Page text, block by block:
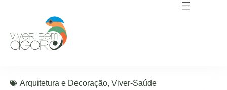
Arquitetura e Decoração, Viver-Saúde